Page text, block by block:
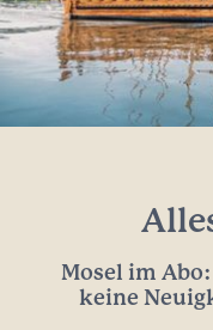
Mosel im
keine